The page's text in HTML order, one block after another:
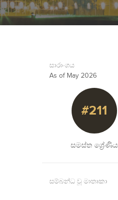
සාරාංශය
As of May 2026
#211
සමස්ත ශ්‍රේණිය
සම්බන්ධ වූ මාතෘකා